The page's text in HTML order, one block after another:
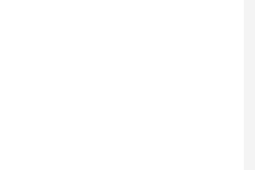
dễ cháy khỏi nguồn lửa
oxy tiếp xúc – từ đó
minh